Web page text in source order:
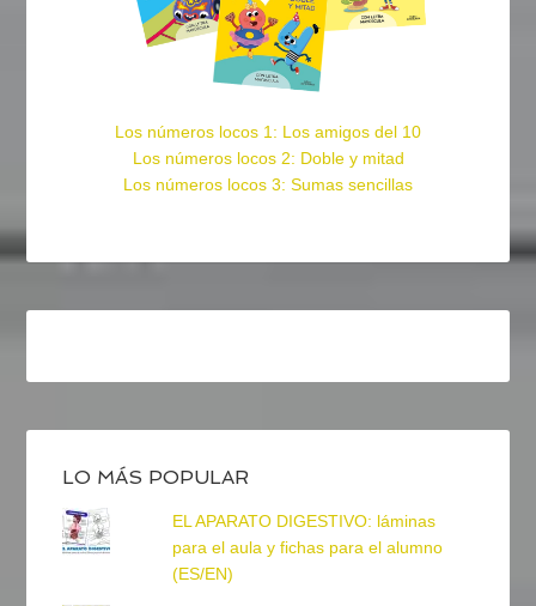
Los números locos 1: Los amigos del 10
Los números locos 2: Doble y mitad
Los números locos 3: Sumas sencillas
LO MÁS POPULAR
EL APARATO DIGESTIVO: láminas
para el aula y fichas para el alumno
(ES/EN)